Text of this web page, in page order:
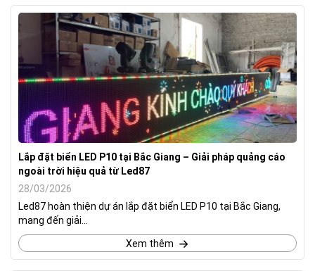
Lắp đặt biển LED P10 tại Bắc Giang – Giải pháp quảng cáo
ngoài trời hiệu quả từ Led87
28/03/2026
Led87 hoàn thiện dự án lắp đặt biển LED P10 tại Bắc Giang,
mang đến giải...
Xem thêm